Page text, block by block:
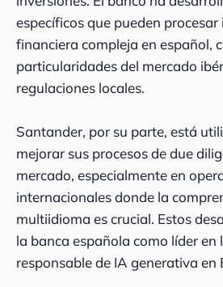
específicos que pueden
financiera compleja en español,
particularidades del mercado
regulaciones locales.
Santander, por su parte, está
mejorar sus procesos de due
mercado, especialmente en
internacionales donde la
multiidioma es crucial. Estos
la banca española como líder en
responsable de IA generativa en